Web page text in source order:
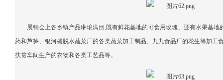
展销会上各乡镇产品琳琅满目,既有鲜花基地的可食用玫瑰、还有水果基地
药和芦笋、银河盛脱水蔬菜厂的各类蔬菜加工制品、九九食品厂的花生等加工
扶贫车间生产的衣物和各类工艺品等。